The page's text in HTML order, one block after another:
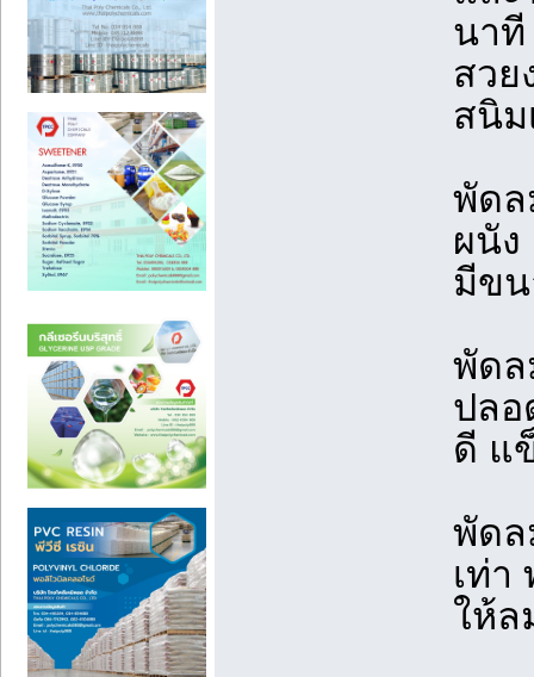
นาที
สวย
สนิม
พัดล
ผนัง
มีขน
พัดล
ปลอ
ดี แ
พัดล
เท่า
ให้ล